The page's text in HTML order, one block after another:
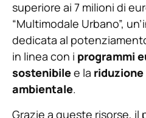
superiore ai 7 milioni di
“Multimodale Urbano”,
dedicata al
in linea con i programmi
sostenibilee la
ambientale.
Grazie a queste risorse,